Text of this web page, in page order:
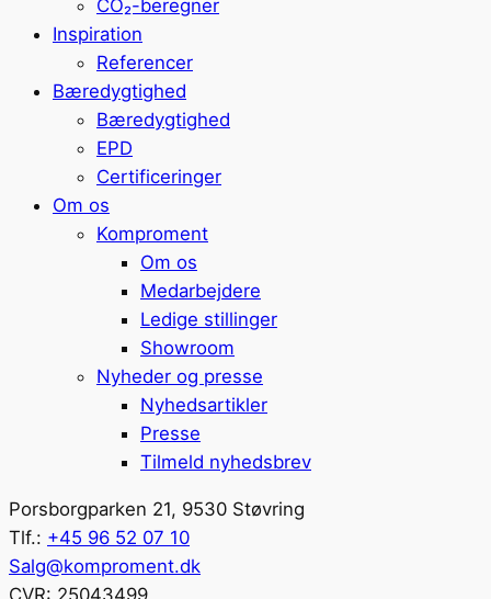
CO₂-beregner
Inspiration
Referencer
Bæredygtighed
Bæredygtighed
EPD
Certificeringer
Om os
Komproment
Om os
Medarbejdere
Ledige stillinger
Showroom
Nyheder og presse
Nyhedsartikler
Presse
Tilmeld nyhedsbrev
Porsborgparken 21, 9530 Støvring
Tlf.: +45 96 52 07 10
Salg@komproment.dk
CVR: 25043499